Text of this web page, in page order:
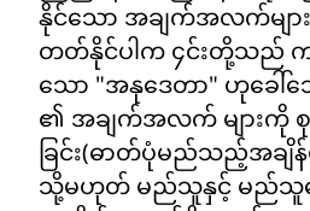
နိုင်သော အချက်အလက်များ
တတ်နိုင်ပါက ၄င်းတို့သည် က
သော "အနုဒေတာ" ဟုခေ
၏ အချက်အလက် များကို စု
ခြင်း(ဓာတ်ပုံမည်သည့်အချိ
သို့မဟုတ် မည်သူနှင့် မည်